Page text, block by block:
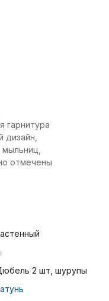
гарнитура
дизайн,
отмечены
2 шт, шурупы